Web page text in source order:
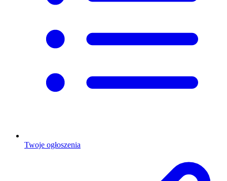
Twoje ogłoszenia